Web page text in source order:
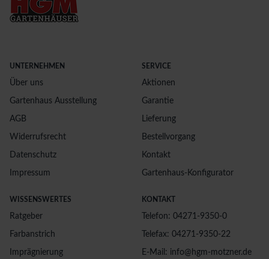
UNTERNEHMEN
Über uns
Gartenhaus Ausstellung
AGB
Widerrufsrecht
Datenschutz
Impressum
SERVICE
Aktionen
Garantie
Lieferung
Bestellvorgang
Kontakt
Gartenhaus-Konfigurator
WISSENSWERTES
Ratgeber
Farbanstrich
Imprägnierung
KONTAKT
Telefon: 04271-9350-0
Telefax: 04271-9350-22
E-Mail: info@hgm-motzner.de